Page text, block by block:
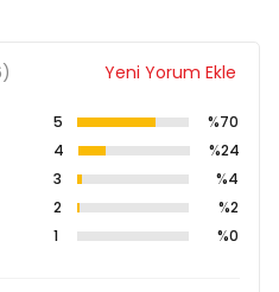
Yeni Yorum Ekle
5
%70
4
%24
3
%4
2
%2
1
%0